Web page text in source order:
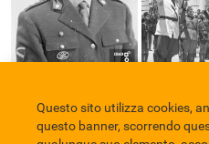
Comune di Eboli Servizio
Credits
Questo sito utilizza cookies,
questo banner, scorrendo